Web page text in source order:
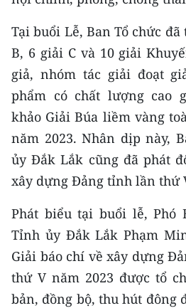
CHUYÊN ĐỀ
CÁC CHUYÊN TRANG
VỀ BÁO NHÂN DÂN
THỜI NAY
NHÂN DÂN CUỐI TUẦN
NHÂN DÂN HẰNG THÁNG
MUA BÁO
ĐỌC BÁO IN
Tại buổi Lễ, Ban Tổ chức
B, 6 giải C và 10 giải
giả, nhóm tác giải đoạt
phẩm có chất lượng cao
khảo Giải Búa liềm vàng
năm 2023. Nhân dịp này,
ủy Đắk Lắk cũng đã phát
xây dựng Đảng tỉnh lần thứ
Phát biểu tại buổi lễ, Phó
Tỉnh ủy Đắk Lắk Phạm
Giải báo chí về xây dựng
thứ V năm 2023 được tổ
bản, đồng bộ, thu hút đông